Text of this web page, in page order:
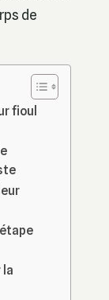
de
fioul
la